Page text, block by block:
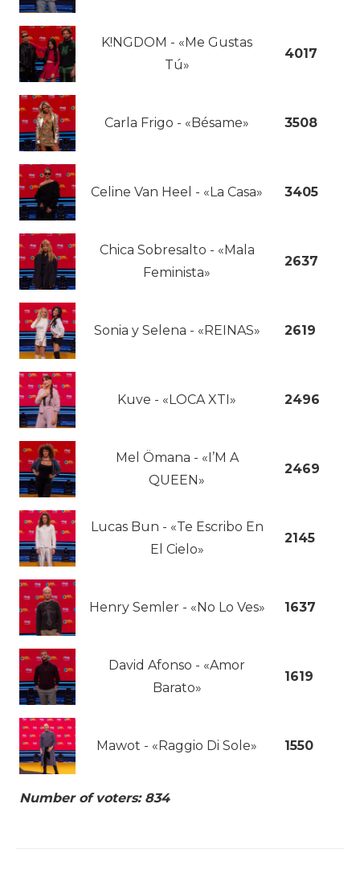
K!NGDOM - «Me Gustas
Tú»
4017
Carla Frigo - «Bésame» 3508
Celine Van Heel - «La Casa» 3405
Chica Sobresalto - «Mala
Feminista»
2637
Sonia y Selena - «REINAS» 2619
Kuve - «LOCA XTI» 2496
Mel Ömana - «I’M A
QUEEN»
2469
Lucas Bun - «Te Escribo En
El Cielo»
2145
Henry Semler - «No Lo Ves» 1637
David Afonso - «Amor
Barato»
1619
Mawot - «Raggio Di Sole» 1550
Number of voters: 834